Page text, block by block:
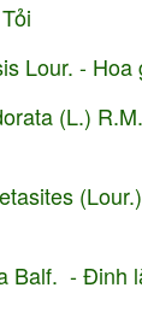
Lour. - Hoa
(L.)
Balf. - Đinh